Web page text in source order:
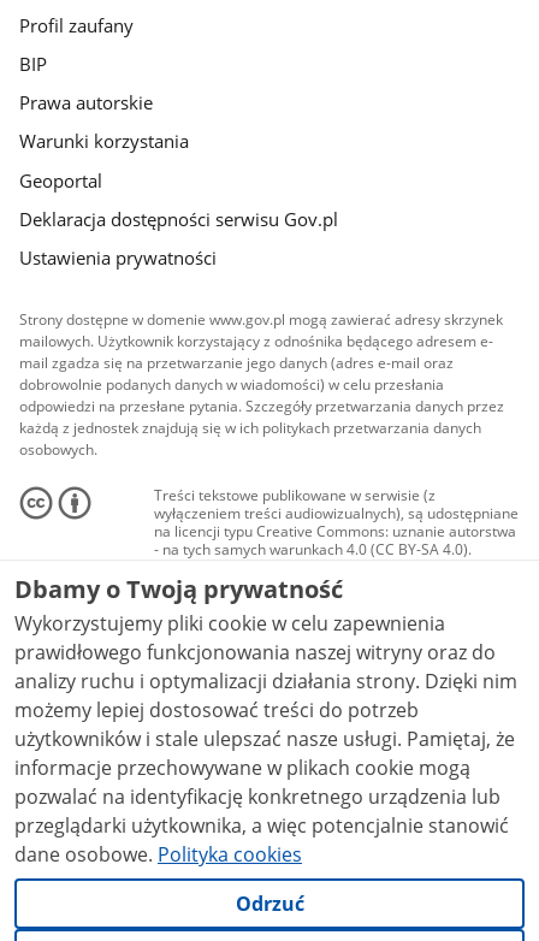
Profil zaufany
BIP
Prawa autorskie
Warunki korzystania
Geoportal
Deklaracja dostępności serwisu Gov.pl
Ustawienia prywatności
Strony dostępne w domenie www.gov.pl mogą zawierać adresy skrzynek
mailowych. Użytkownik korzystający z odnośnika będącego adresem e-
mail zgadza się na przetwarzanie jego danych (adres e-mail oraz
dobrowolnie podanych danych w wiadomości) w celu przesłania
odpowiedzi na przesłane pytania. Szczegóły przetwarzania danych przez
każdą z jednostek znajdują się w ich politykach przetwarzania danych
osobowych.
Treści tekstowe publikowane w serwisie (z
wyłączeniem treści audiowizualnych), są udostępniane
na licencji typu Creative Commons: uznanie autorstwa
- na tych samych warunkach 4.0 (CC BY-SA 4.0).
Materiały audiowizualne, w tym zdjęcia, materiały
audio i wideo, są udostępniane na licencji typu
Creative Commons: uznanie autorstwa użycie
niekomercyjne - bez utworów zależnych 4.0 (CC BY-
NC-ND 4.0), o ile nie jest to stwierdzone inaczej.
Dbamy o Twoją prywatność
Wykorzystujemy pliki cookie w celu zapewnienia
prawidłowego funkcjonowania naszej witryny oraz do
analizy ruchu i optymalizacji działania strony. Dzięki nim
możemy lepiej dostosować treści do potrzeb
użytkowników i stale ulepszać nasze usługi. Pamiętaj, że
informacje przechowywane w plikach cookie mogą
pozwalać na identyfikację konkretnego urządzenia lub
przeglądarki użytkownika, a więc potencjalnie stanowić
dane osobowe. Polityka cookies
Odrzuć